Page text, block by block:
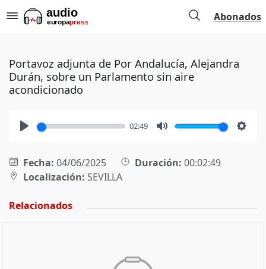
Abonados
Portavoz adjunta de Por Andalucía, Alejandra
Durán, sobre un Parlamento sin aire
acondicionado
02:49
Fecha: 04/06/2025 Duración: 00:02:49
Localización: SEVILLA
Relacionados